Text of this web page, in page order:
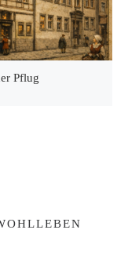
Pflug